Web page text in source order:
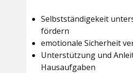
Selbstständigekeit
fördern
emotionale Sicherheit
Unterstützung und
Hausaufgaben